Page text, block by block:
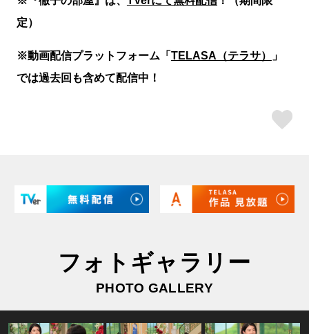
定）
※動画配信プラットフォーム「TELASA（テラサ）
」
では過去回も含めて配信中！
フォトギャラリー
PHOTO GALLERY